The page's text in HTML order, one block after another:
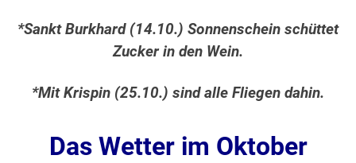
*Sankt Burkhard (14.10.) Sonnenschein schüttet
Zucker in den Wein.
*Mit Krispin (25.10.) sind alle Fliegen dahin.
Das Wetter im Oktober